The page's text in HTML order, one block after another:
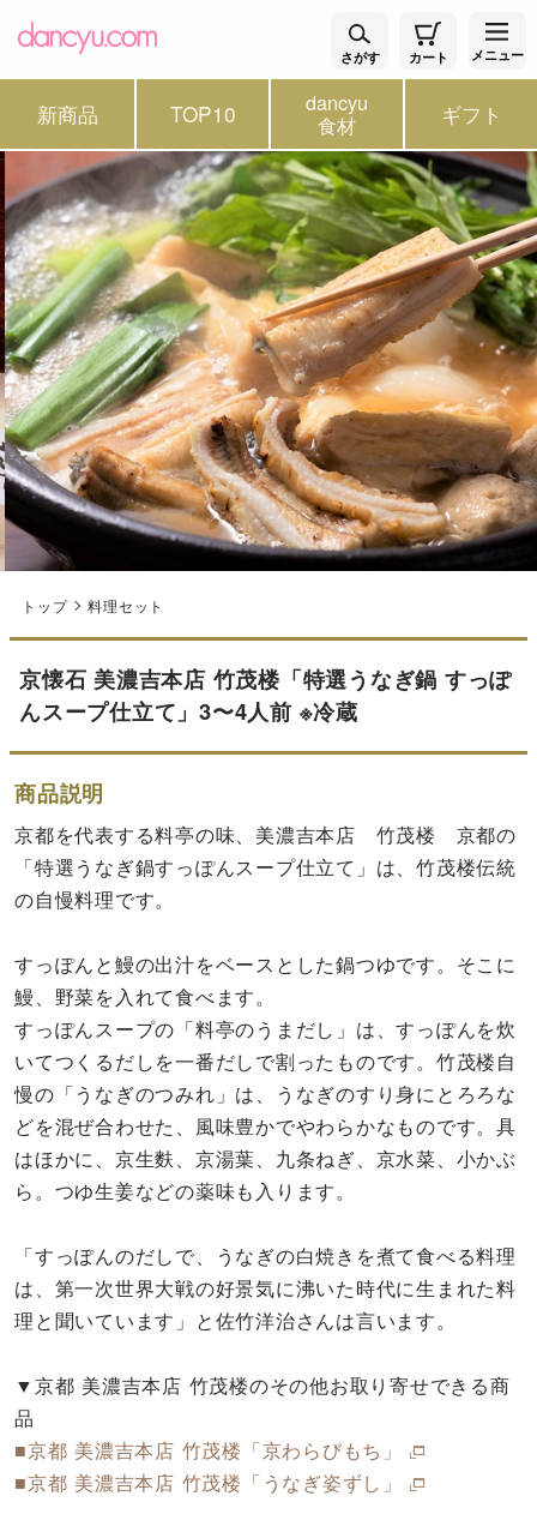
さがす カート メニュー
新商品 TOP10 dancyu
食材 ギフト
トップ 料理セット
京懐石 美濃吉本店 竹茂楼「特選うなぎ鍋 すっぽ
んスープ仕立て」3〜4人前 ※冷蔵
商品説明
京都を代表する料亭の味、美濃吉本店 竹茂楼 京都の
「特選うなぎ鍋すっぽんスープ仕立て」は、竹茂楼伝統
の自慢料理です。
すっぽんと鰻の出汁をベースとした鍋つゆです。そこに
鰻、野菜を入れて食べます。
すっぽんスープの「料亭のうまだし」は、すっぽんを炊
いてつくるだしを一番だしで割ったものです。竹茂楼自
慢の「うなぎのつみれ」は、うなぎのすり身にとろろな
どを混ぜ合わせた、風味豊かでやわらかなものです。具
はほかに、京生麩、京湯葉、九条ねぎ、京水菜、小かぶ
ら。つゆ生姜などの薬味も入ります。
「すっぽんのだしで、うなぎの白焼きを煮て食べる料理
は、第一次世界大戦の好景気に沸いた時代に生まれた料
理と聞いています」と佐竹洋治さんは言います。
▼京都 美濃吉本店 竹茂楼のその他お取り寄せできる商
品
■京都 美濃吉本店 竹茂楼「京わらびもち」
■京都 美濃吉本店 竹茂楼「うなぎ姿ずし」